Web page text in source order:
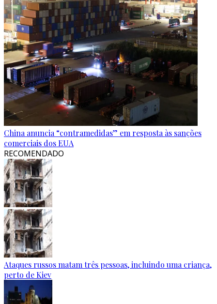
China anuncia “contramedidas” em resposta às sanções
comerciais dos EUA
RECOMENDADO
Ataques russos matam três pessoas, incluindo uma criança,
perto de Kiev